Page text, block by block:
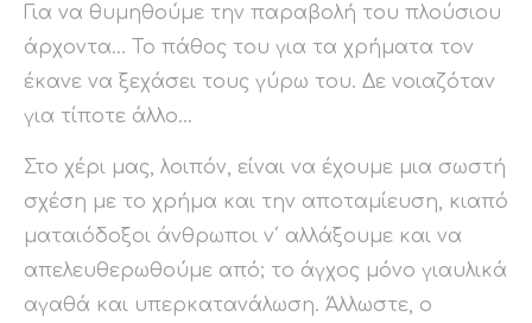
Για να θυμηθούμε την παραβολή του πλούσιου
άρχοντα… Το πάθος του για τα χρήματα τον
έκανε να ξεχάσει τους γύρω του. Δε νοιαζόταν
για τίποτε άλλο…
Στο χέρι μας, λοιπόν, είναι να έχουμε μια σωστή
σχέση με το χρήμα και την αποταμίευση, κιαπό
ματαιόδοξοι άνθρωποι ν΄ αλλάξουμε και να
απελευθερωθούμε από; το άγχος μόνο γιαυλικά
αγαθά και υπερκατανάλωση. Άλλωστε, ο